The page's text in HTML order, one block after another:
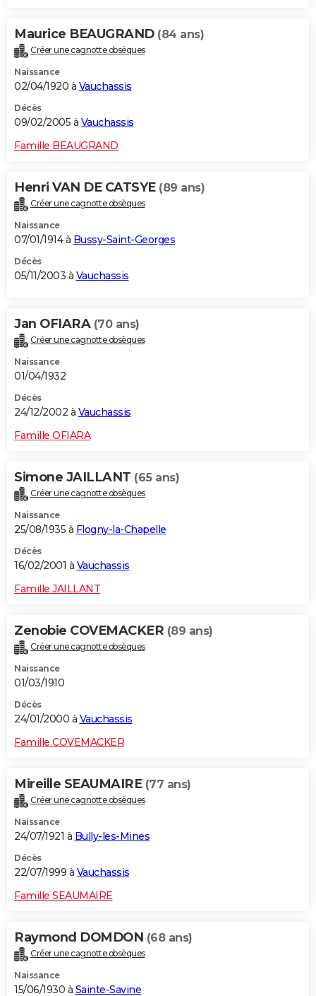
Maurice BEAUGRAND (84 ans)
Créer une cagnotte obsèques
Naissance
02/04/1920 à Vauchassis
Décès
09/02/2005 à Vauchassis
Famille BEAUGRAND
Henri VAN DE CATSYE (89 ans)
Créer une cagnotte obsèques
Naissance
07/01/1914 à Bussy-Saint-Georges
Décès
05/11/2003 à Vauchassis
Jan OFIARA (70 ans)
Créer une cagnotte obsèques
Naissance
01/04/1932
Décès
24/12/2002 à Vauchassis
Famille OFIARA
Simone JAILLANT (65 ans)
Créer une cagnotte obsèques
Naissance
25/08/1935 à Flogny-la-Chapelle
Décès
16/02/2001 à Vauchassis
Famille JAILLANT
Zenobie COVEMACKER (89 ans)
Créer une cagnotte obsèques
Naissance
01/03/1910
Décès
24/01/2000 à Vauchassis
Famille COVEMACKER
Mireille SEAUMAIRE (77 ans)
Créer une cagnotte obsèques
Naissance
24/07/1921 à Bully-les-Mines
Décès
22/07/1999 à Vauchassis
Famille SEAUMAIRE
Raymond DOMDON (68 ans)
Créer une cagnotte obsèques
Naissance
15/06/1930 à Sainte-Savine